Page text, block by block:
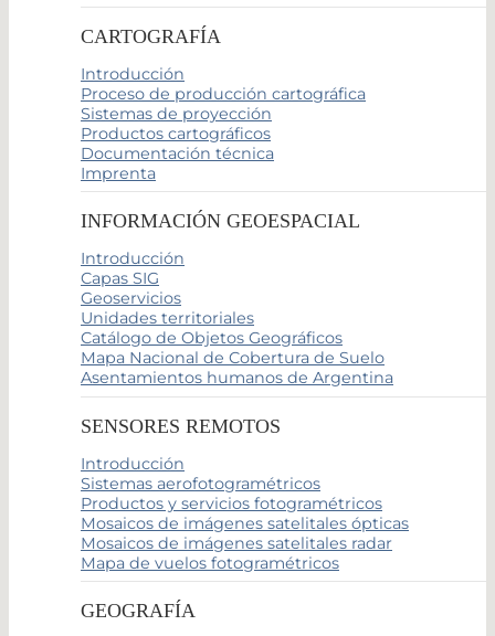
CARTOGRAFÍA
Introducción
Proceso de producción cartográfica
Sistemas de proyección
Productos cartográficos
Documentación técnica
Imprenta
INFORMACIÓN GEOESPACIAL
Introducción
Capas SIG
Geoservicios
Unidades territoriales
Catálogo de Objetos Geográficos
Mapa Nacional de Cobertura de Suelo
Asentamientos humanos de Argentina
SENSORES REMOTOS
Introducción
Sistemas aerofotogramétricos
Productos y servicios fotogramétricos
Mosaicos de imágenes satelitales ópticas
Mosaicos de imágenes satelitales radar
Mapa de vuelos fotogramétricos
GEOGRAFÍA